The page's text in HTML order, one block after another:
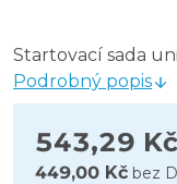
Startovací sada
Podrobný popis
543,29 Kč
449,00 Kč bez